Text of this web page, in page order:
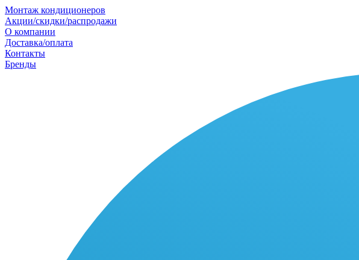
Монтаж кондиционеров
Акции/скидки/распродажи
О компании
Доставка/оплата
Контакты
Бренды